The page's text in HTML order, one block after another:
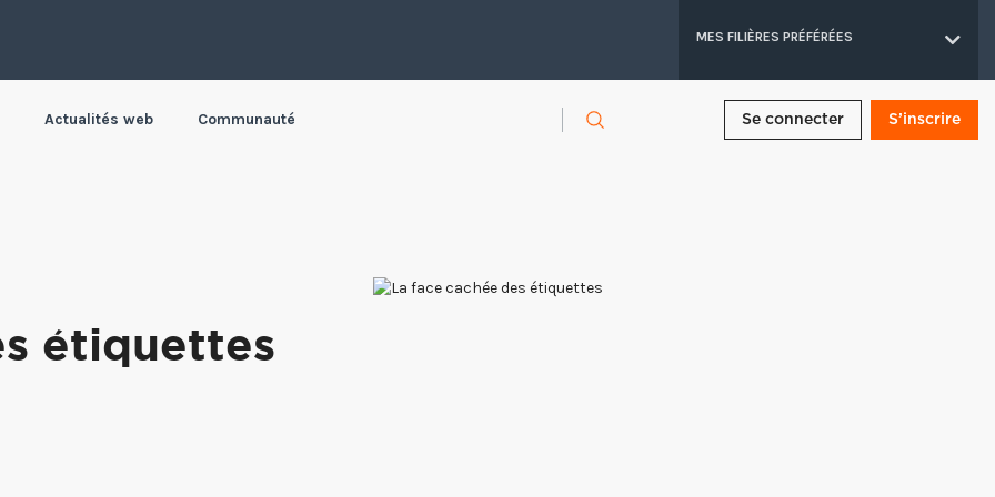
MES FILIÈRES PRÉFÉRÉES
Actualités web Communauté Se connecter S’inscrire
étiquettes